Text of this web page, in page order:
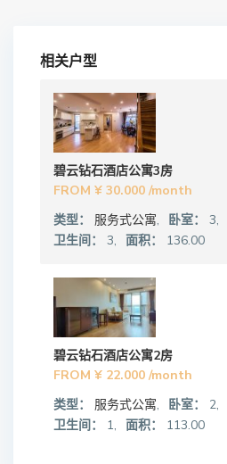
相关户型
碧云钻石酒店公寓3房
FROM ¥ 30.000 /month
类型：
服务式公寓, 卧室： 3,
卫生间：
3, 面积： 136.00
碧云钻石酒店公寓2房
FROM ¥ 22.000 /month
类型：
服务式公寓, 卧室： 2,
卫生间：
1, 面积： 113.00